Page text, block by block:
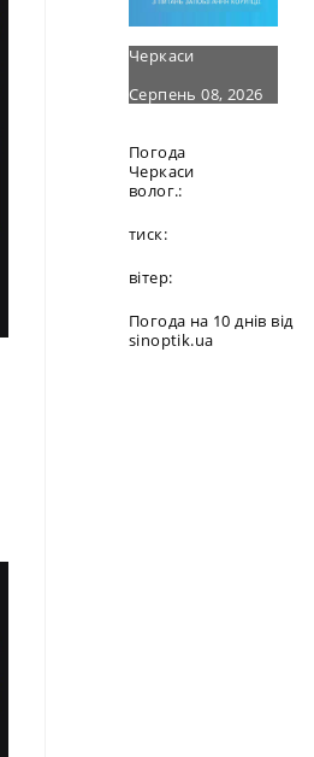
Черкаси
Серпень 08, 2026
Погода
Черкаси
волог.:
тиск:
вітер:
Погода на 10 днів від
sinoptik.ua